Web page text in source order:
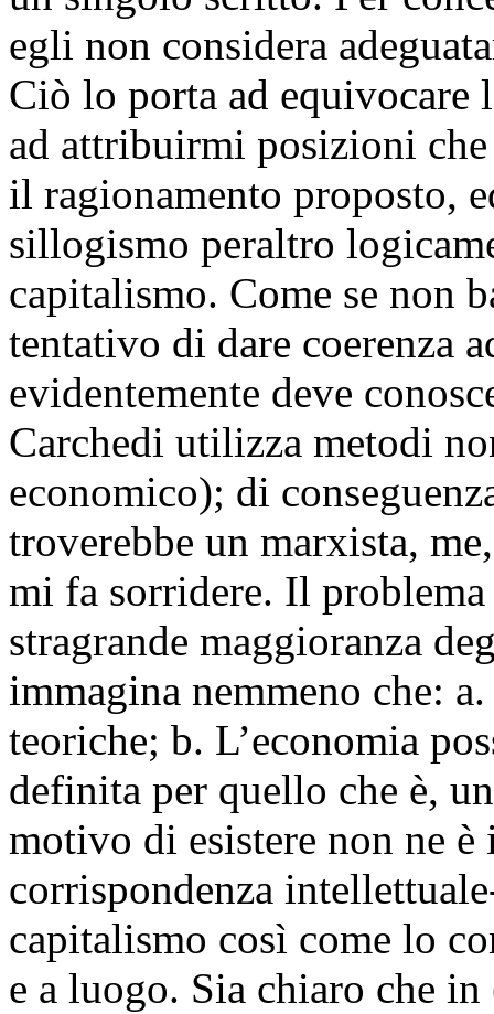
egli non considera
Ciò lo porta ad equivocare
ad attribuirmi posizioni
il ragionamento proposto,
sillogismo peraltro
capitalismo. Come se non
tentativo di dare coerenza
evidentemente deve
Carchedi utilizza metodi
economico); di
troverebbe un marxista,
mi fa sorridere. Il
stragrande maggioranza
immagina nemmeno che:
teoriche; b. L’economia
definita per quello che è,
motivo di esistere non ne
corrispondenza
capitalismo così come lo
e a luogo. Sia chiaro che